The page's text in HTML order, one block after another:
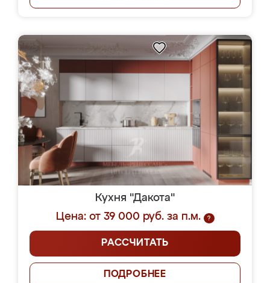
Кухня "Дакота"
Цена: от 39 000 руб. за п.м.
?
РАССЧИТАТЬ
ПОДРОБНЕЕ